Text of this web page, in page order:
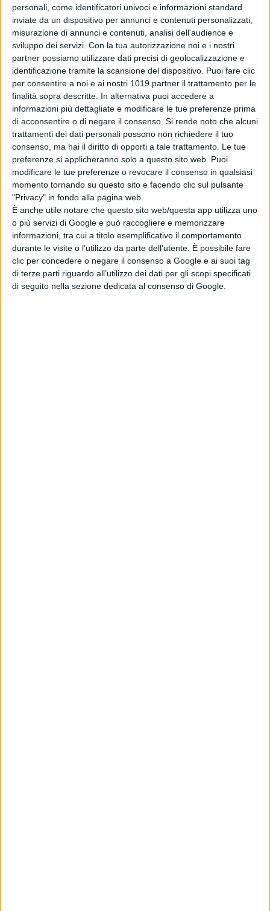
personali, come identificatori univoci e informazioni standard
inviate da un dispositivo per annunci e contenuti personalizzati,
misurazione di annunci e contenuti, analisi dell'audience e
sviluppo dei servizi. Con la tua autorizzazione noi e i nostri
partner possiamo utilizzare dati precisi di geolocalizzazione e
identificazione tramite la scansione del dispositivo. Puoi fare clic
per consentire a noi e ai nostri 1019 partner il trattamento per le
finalità sopra descritte. In alternativa puoi accedere a
informazioni più dettagliate e modificare le tue preferenze prima
di acconsentire o di negare il consenso. Si rende noto che alcuni
trattamenti dei dati personali possono non richiedere il tuo
consenso, ma hai il diritto di opporti a tale trattamento. Le tue
preferenze si applicheranno solo a questo sito web. Puoi
modificare le tue preferenze o revocare il consenso in qualsiasi
momento tornando su questo sito e facendo clic sul pulsante
"Privacy" in fondo alla pagina web.
È anche utile notare che questo sito web/questa app utilizza uno
o più servizi di Google e può raccogliere e memorizzare
informazioni, tra cui a titolo esemplificativo il comportamento
durante le visite o l’utilizzo da parte dell’utente. È possibile fare
clic per concedere o negare il consenso a Google e ai suoi tag
di terze parti riguardo all’utilizzo dei dati per gli scopi specificati
di seguito nella sezione dedicata al consenso di Google.
Wonka 2, nessun
rinvio: la Warner
Bros. fa chiarezza
sul sequel con
Timothée
Chalamet
di Emanuela Giuliani
Venezia 83: a
Luca Guadagnino
il Cartier Glory to
the Filmmaker
2026
di La Redazione
Oceania, Dwayne
Johnson risponde
negative
di Emanuela Giuliani
Chi siamo ContattiPrivacy PolicyCookie Policy
Emanuela Giuliani CFGLNMNL77T43L639Disclaimer